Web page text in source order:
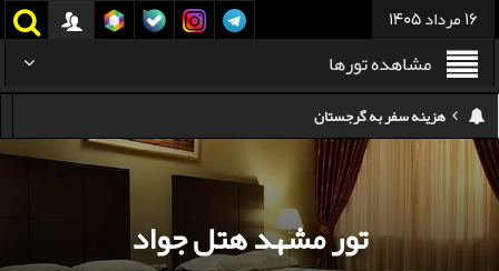
16 مرداد 1405
مشاهده تورها
هزینه سفر به تایلند
کدام هواپیمایی کدام ترمینال مهرآباد؟
استرداد بلیط هواپیما در شرایط جنگی
هزینه تفریحات استانبول ۲۰۲۵تور مشهد هتل جواد